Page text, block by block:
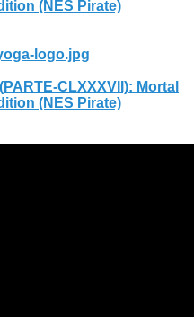
(NES Pirate)
logo.jpg
CLXXXVII): Mortal
(NES Pirate)